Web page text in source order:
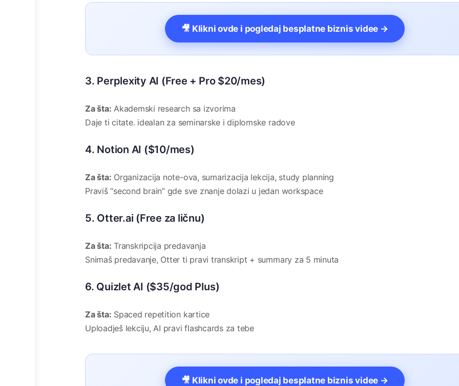
🎥 Klikni ovde i pogledaj besplatne biznis videe →
3. Perplexity AI (Free + Pro $20/mes)
Za šta: Akademski research sa izvorima
Daje ti citate. idealan za seminarske i diplomske radove
4. Notion AI ($10/mes)
Za šta: Organizacija note-ova, sumarizacija lekcija, study planning
Praviš “second brain” gde sve znanje dolazi u jedan workspace
5. Otter.ai (Free za ličnu)
Za šta: Transkripcija predavanja
Snimaš predavanje, Otter ti pravi transkript + summary za 5 minuta
6. Quizlet AI ($35/god Plus)
Za šta: Spaced repetition kartice
Uploadješ lekciju, AI pravi flashcards za tebe
🎥 Klikni ovde i pogledaj besplatne biznis videe →